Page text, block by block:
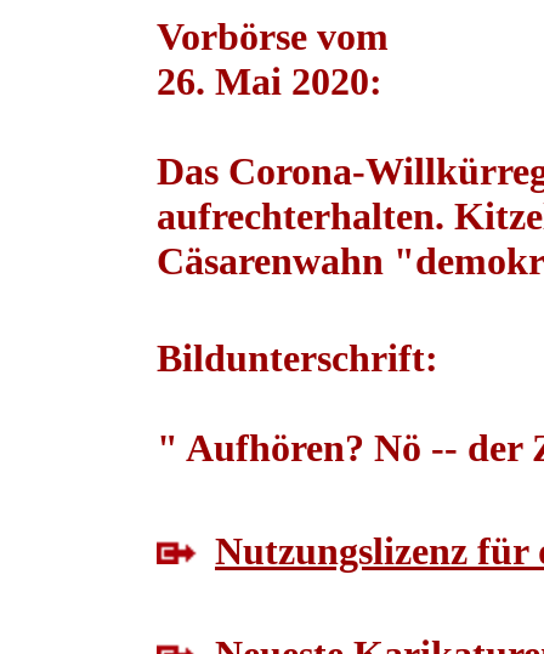
Vorbörse vom
26. Mai 2020:
Das Corona-
aufrechterhalten.
Cäsarenwahn
Bildunterschrift:
" Aufhören? Nö -- der
Nutzungslizenz